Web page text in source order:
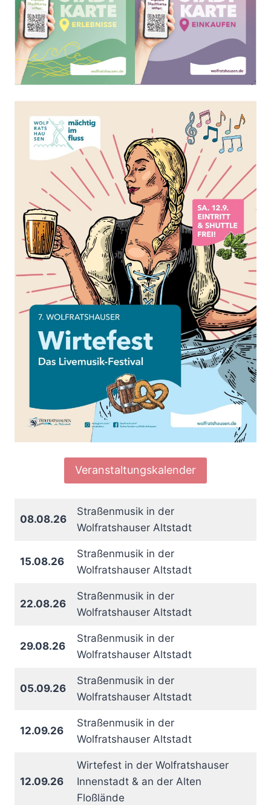
Veranstaltungskalender
08.08.26
Straßenmusik in der
Wolfratshauser Altstadt
15.08.26
Straßenmusik in der
Wolfratshauser Altstadt
22.08.26
Straßenmusik in der
Wolfratshauser Altstadt
29.08.26
Straßenmusik in der
Wolfratshauser Altstadt
05.09.26
Straßenmusik in der
Wolfratshauser Altstadt
12.09.26
Straßenmusik in der
Wolfratshauser Altstadt
12.09.26
Wirtefest in der Wolfratshauser
Innenstadt & an der Alten
Floßlände